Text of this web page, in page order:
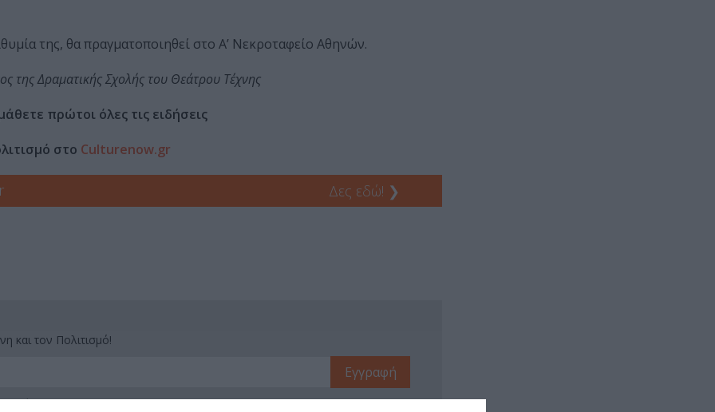
της, θα πραγματοποιηθεί στο Α’ Νεκροταφείο Αθηνών.
της Δραματικής Σχολής του Θεάτρου Τέχνης
πρώτοι όλες τις ειδήσεις
στο Culturenow.gr
Δες εδώ! ❯
και τον Πολιτισμό!
το Culturenow.gr